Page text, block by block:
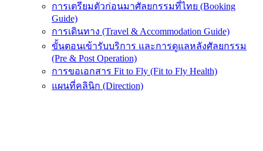
การเตรียมตัวก่อนมาศัลยกรรมที่ไทย (Booking
Guide)
การเดินทาง (Travel & Accommodation Guide)
ขั้นตอนเข้ารับบริการ และการดูแลหลังศัลยกรรม
(Pre & Post Operation)
การขอเอกสาร Fit to Fly (Fit to Fly Health)
แผนที่คลินิก (Direction)